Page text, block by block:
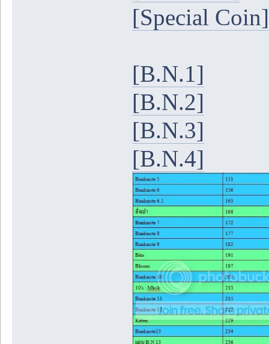
[Special Coin]
[B.N.1]
[B.N.2]
[B.N.3]
[B.N.4]